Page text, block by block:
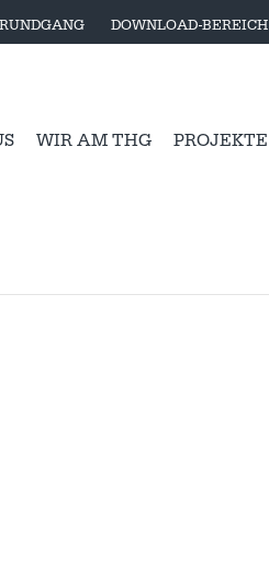
DOWNLOAD-BEREICH
WIR AM THG PROJEKTE